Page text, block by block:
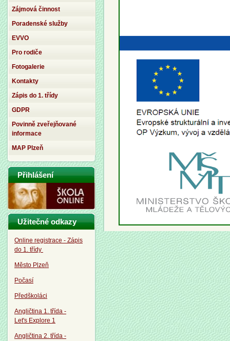
Zájmová činnost
Poradenské služby
EVVO
Pro rodiče
Fotogalerie
Kontakty
Zápis do 1. třídy
GDPR
Povinně zveřejňované
informace
MAP Plzeň
Přihlášení
Užitečné odkazy
Online registrace - Zápis
do 1. třídy
Město Plzeň
Počasí
Předškoláci
Angličtina 1. třída -
Let's Explore 1
Angličtina 2. třída -